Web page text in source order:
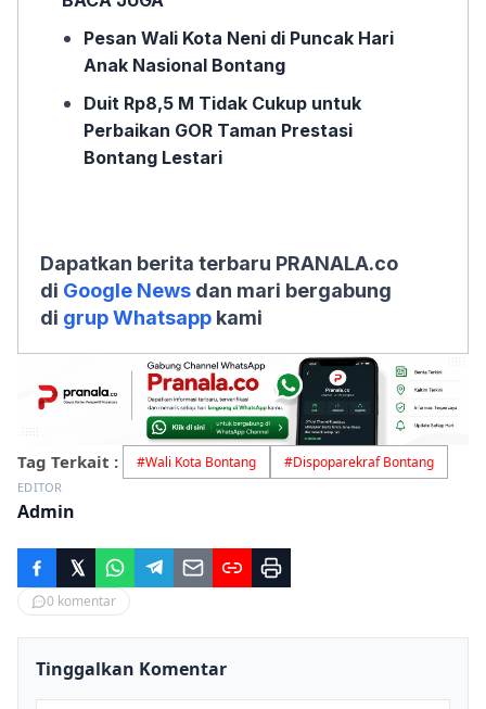
Pesan Wali Kota Neni di Puncak Hari
Anak Nasional Bontang
Duit Rp8,5 M Tidak Cukup untuk
Perbaikan GOR Taman Prestasi
Bontang Lestari
Dapatkan berita terbaru PRANALA.co
di Google News dan mari bergabung
di grup Whatsapp kami
Tag Terkait : #Wali Kota Bontang #Dispoparekraf Bontang
EDITOR
Admin
0 komentar
Tinggalkan Komentar